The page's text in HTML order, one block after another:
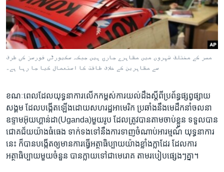
រចនា
សម្ព័ន្ធ​
រំលង​
និង​
ចូល​
Khmer English
បណ្តាញ​សង្គម
ភាសា
مصر کے مختلف شہروں میں مظاہرے جاری ہیں جبکہ سکیورٹی فورسز کی طرف
سے مظاہرین کے خلاف طاقت کا استعمال کیا جا رہا ہے۔
ខណៈពេល​ដែល​យុទ្ធនាការ​លើក​កម្ពស់​ការយល់ដឹង​ស្តីពីប្រព័ន្ធ​ផ្សព្វផ្សាយ
សង្គម​ ដែល​បង្កើត​ឡើង​ដោយ​សហរដ្ឋ​អាមេរិក ប្រឆាំងនឹងមេដឹកនាំ​ចលនា
ឧទ្ទាមអ៊ុយហ្គាន់ដា(Uganda)​មួយរូប​ ដែលត្រូវបាន​តាម​ចាប់ខ្លួន​ ទទួលបាន​
ជោគជ័យ​យ៉ាងធំធេង​ ​ទាក់ទង​ទៅនឹង​ការ​ទាញ​ចំណាប់​អារម្មណ៍ យុទ្ធនាការ​
នេះ ​ក៏​បានបង្កើត​ឲ្យមានការធ្វើ​អត្ថាធិប្បាយ​យ៉ាង​ខ្លាំងក្លា​ដែរ ដែល​ការ
អត្ថាធិប្បាយ​មួយចំនួន បាន​ក្លាយ​ទៅ​ជាមេរោគ​ ​តាម​របៀប​ផ្សេងៗ​គ្នា។